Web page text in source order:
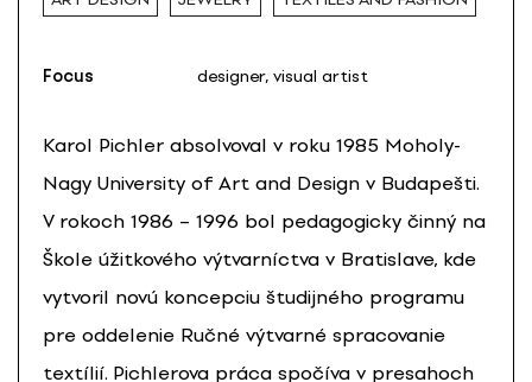
Focus designer, visual artist
Karol Pichler absolvoval v roku 1985 Moholy-
Nagy University of Art and Design v Budapešti.
V rokoch 1986 – 1996 bol pedagogicky činný na
Škole úžitkového výtvarníctva v Bratislave, kde
vytvoril novú koncepciu študijného programu
pre oddelenie Ručné výtvarné spracovanie
textílií. Pichlerova práca spočíva v presahoch